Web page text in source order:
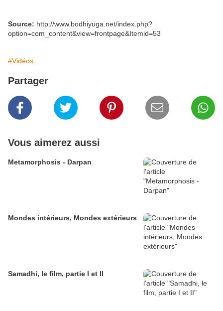
Source: http://www.bodhiyuga.net/index.php?
option=com_content&view=frontpage&Itemid=53
#Vidéos
Partager
Vous aimerez aussi
Metamorphosis - Darpan
Mondes intérieurs, Mondes extérieurs
Samadhi, le film, partie I et II